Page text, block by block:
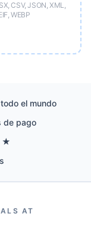
CSV, JSON, XML,
WEBP
el mundo
de pago
★
AT